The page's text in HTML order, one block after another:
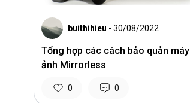
buithihieu - 30/08/2022
Tổng hợp các cách bảo quản máy
ảnh Mirrorless
0 0